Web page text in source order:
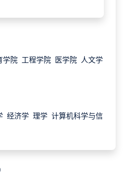
学院 工程学院 医学院 人文学
经济学 理学 计算机科学与信